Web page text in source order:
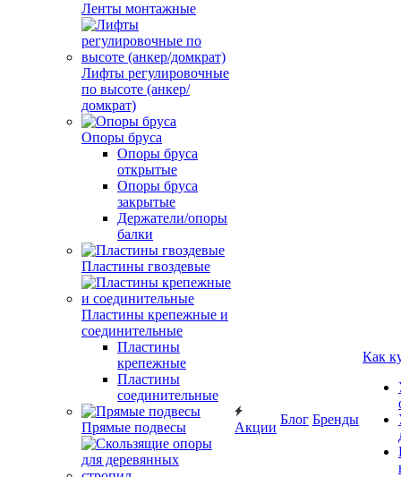
Ленты монтажные
Лифты регулировочные
по высоте (анкер/
домкрат)
Опоры бруса
Опоры бруса
открытые
Опоры бруса
закрытые
Держатели/опоры
балки
Пластины гвоздевые
Пластины крепежные и
соединительные
Пластины
крепежные
Пластины
соединительные
Прямые подвесы Акции
Блог Бренды
Как